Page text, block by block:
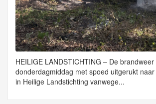
HEILIGE LANDSTICHTING – De brandweer
donderdagmiddag met spoed uitgerukt
in Heilige Landstichting vanwege...